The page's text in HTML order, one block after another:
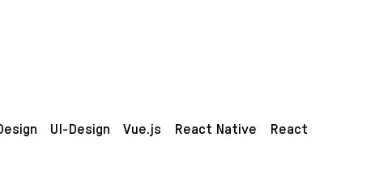
UI-Design Vue.js React Native React